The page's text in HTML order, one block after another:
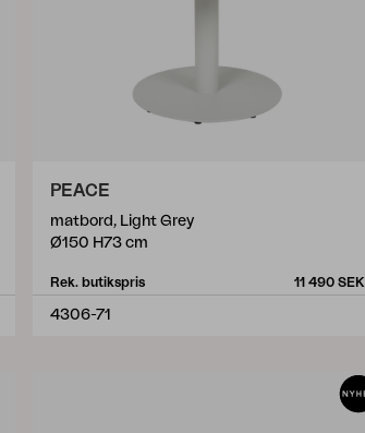
PEACE
matbord, Light Grey
Ø150 H73 cm
Rek. butikspris 11 490 SEK
4306-71